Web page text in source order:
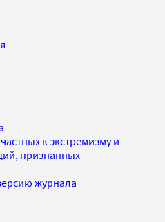
к экстремизму и
признанных
журнала